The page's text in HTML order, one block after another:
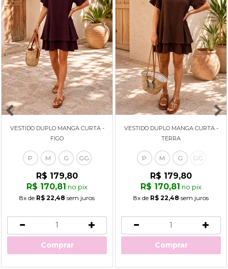
VESTIDO DUPLO MANGA CURTA -
FIGO
P M G GG
R$ 179,80
R$ 170,81 no pix
8x de R$ 22,48 sem juros
Comprar
VESTIDO DUPLO MANGA CURTA -
TERRA
P M G GG
R$ 179,80
R$ 170,81 no pix
8x de R$ 22,48 sem juros
Comprar